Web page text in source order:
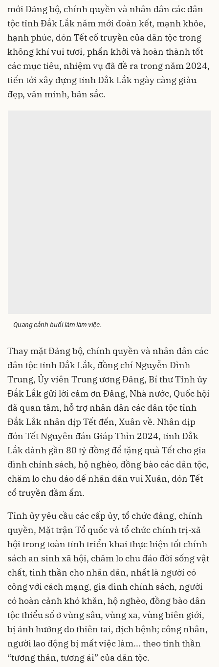
mới Đảng bộ, chính quyền và nhân dân các dân
tộc tỉnh Đắk Lắk năm mới đoàn kết, mạnh khỏe,
hạnh phúc, đón Tết cổ truyền của dân tộc trong
không khí vui tươi, phấn khởi và hoàn thành tốt
các mục tiêu, nhiệm vụ đã đề ra trong năm 2024,
tiến tới xây dựng tỉnh Đắk Lắk ngày càng giàu
đẹp, văn minh, bản sắc.
Quang cảnh buổi làm làm việc.
Thay mặt Đảng bộ, chính quyền và nhân dân các
dân tộc tỉnh Đắk Lắk, đồng chí Nguyễn Đình
Trung, Ủy viên Trung ương Đảng, Bí thư Tỉnh ủy
Đắk Lắk gửi lời cảm ơn Đảng, Nhà nước, Quốc hội
đã quan tâm, hỗ trợ nhân dân các dân tộc tỉnh
Đắk Lắk nhân dịp Tết đến, Xuân về. Nhân dịp
đón Tết Nguyên đán Giáp Thìn 2024, tỉnh Đắk
Lắk dành gần 80 tỷ đồng để tặng quà Tết cho gia
đình chính sách, hộ nghèo, đồng bào các dân tộc,
chăm lo chu đáo để nhân dân vui Xuân, đón Tết
cổ truyền đầm ấm.
Tỉnh ủy yêu cầu các cấp ủy, tổ chức đảng, chính
quyền, Mặt trận Tổ quốc và tổ chức chính trị-xã
hội trong toàn tỉnh triển khai thực hiện tốt chính
sách an sinh xã hội, chăm lo chu đáo đời sống vật
chất, tinh thần cho nhân dân, nhất là người có
công với cách mạng, gia đình chính sách, người
có hoàn cảnh khó khăn, hộ nghèo, đồng bào dân
tộc thiểu số ở vùng sâu, vùng xa, vùng biên giới,
bị ảnh hưởng do thiên tai, dịch bệnh; công nhân,
người lao động bị mất việc làm... theo tinh thần
“tương thân, tương ái” của dân tộc.